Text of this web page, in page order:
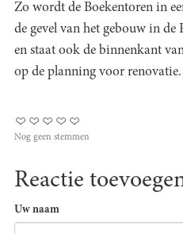
Zo wordt de Boekentoren in
de gevel van het gebouw in
en staat ook de binnenkant
op de planning voor renovatie.
Nog geen stemmen
Reactie
Uw naam